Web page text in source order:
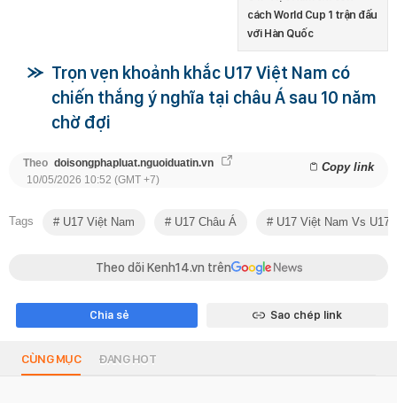
cách World Cup 1 trận đấu
với Hàn Quốc
Trọn vẹn khoảnh khắc U17 Việt Nam có
chiến thắng ý nghĩa tại châu Á sau 10 năm
chờ đợi
Theo doisongphapluat.nguoiduatin.vn Copy link
10/05/2026 10:52 (GMT +7)
Tags U17 Việt Nam U17 Châu Á U17 Việt Nam Vs U17
Theo dõi Kenh14.vn trên
Chia sẻ Sao chép link
CÙNG MỤC ĐANG HOT